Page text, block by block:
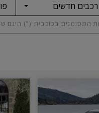
המסומנים בכוכבית (*) הינם